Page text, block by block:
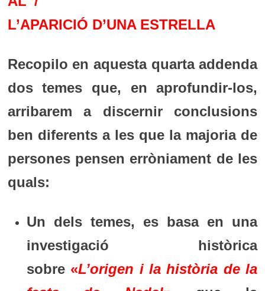
L’APARICIÓ D’UNA ESTRELLA
Recopilo en aquesta quarta addenda
dos temes que, en aprofundir-los,
arribarem a discernir conclusions
ben diferents a les que la majoria de
persones pensen erròniament de les
quals:
Un dels temes, es basa en una
investigació històrica
sobre «L’origen i la història de la